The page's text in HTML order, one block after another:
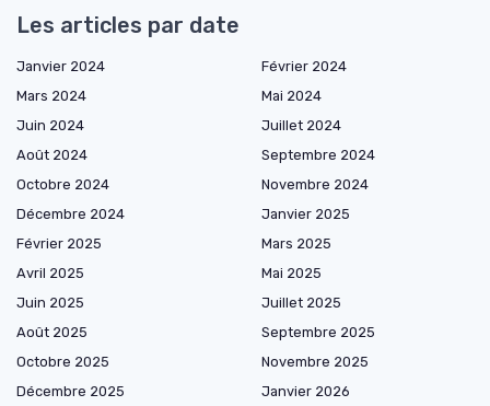
Les articles par date
Janvier 2024
Février 2024
Mars 2024
Mai 2024
Juin 2024
Juillet 2024
Août 2024
Septembre 2024
Octobre 2024
Novembre 2024
Décembre 2024
Janvier 2025
Février 2025
Mars 2025
Avril 2025
Mai 2025
Juin 2025
Juillet 2025
Août 2025
Septembre 2025
Octobre 2025
Novembre 2025
Décembre 2025
Janvier 2026